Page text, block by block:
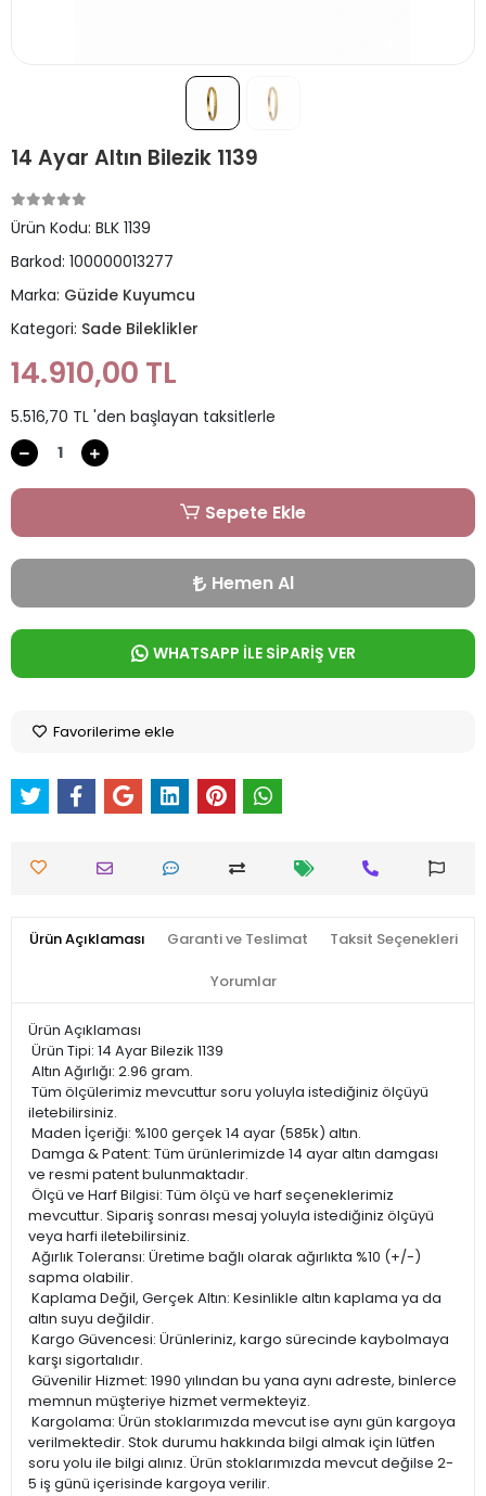
14 Ayar Altın Bilezik 1139
Ürün Kodu: BLK 1139
Barkod: 100000013277
Marka: Güzide Kuyumcu
Kategori: Sade Bileklikler
14.910,00 TL
5.516,70 TL 'den başlayan taksitlerle
Sepete Ekle
Hemen Al
WHATSAPP İLE SİPARİŞ VER
Favorilerime ekle
Ürün Açıklaması Garanti ve Teslimat Taksit Seçenekleri
Yorumlar
Ürün Açıklaması
Ürün Tipi: 14 Ayar Bilezik 1139
Altın Ağırlığı: 2.96 gram.
Tüm ölçülerimiz mevcuttur soru yoluyla istediğiniz ölçüyü
iletebilirsiniz.
Maden İçeriği: %100 gerçek 14 ayar (585k) altın.
Damga & Patent: Tüm ürünlerimizde 14 ayar altın damgası
ve resmi patent bulunmaktadır.
Ölçü ve Harf Bilgisi: Tüm ölçü ve harf seçeneklerimiz
mevcuttur. Sipariş sonrası mesaj yoluyla istediğiniz ölçüyü
veya harfi iletebilirsiniz.
Ağırlık Toleransı: Üretime bağlı olarak ağırlıkta %10 (+/-)
sapma olabilir.
Kaplama Değil, Gerçek Altın: Kesinlikle altın kaplama ya da
altın suyu değildir.
Kargo Güvencesi: Ürünleriniz, kargo sürecinde kaybolmaya
karşı sigortalıdır.
Güvenilir Hizmet: 1990 yılından bu yana aynı adreste, binlerce
memnun müşteriye hizmet vermekteyiz.
Kargolama: Ürün stoklarımızda mevcut ise aynı gün kargoya
verilmektedir. Stok durumu hakkında bilgi almak için lütfen
soru yolu ile bilgi alınız. Ürün stoklarımızda mevcut değilse 2-
5 iş günü içerisinde kargoya verilir.